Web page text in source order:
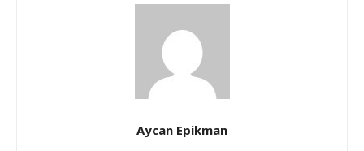
Aycan Epikman